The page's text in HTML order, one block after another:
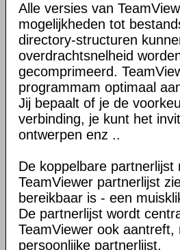
Alle versies van
mogelijkheden tot
directory-structuren
overdrachtsnelheid
gecomprimeerd.
programmam optimaal
Jij bepaalt of je de
verbinding, je kunt het
ontwerpen enz ..
De koppelbare
TeamViewer partnerlijst
bereikbaar is - een
De partnerlijst wordt
TeamViewer ook
persoonlijke partnerlijst.